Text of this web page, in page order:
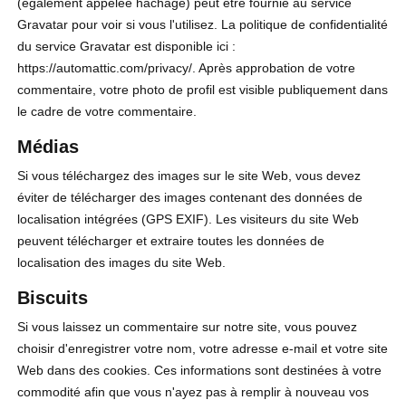
Gravatar pour voir si vous l'utilisez. La politique de confidentialité
du service Gravatar est disponible ici :
https://automattic.com/privacy/. Après approbation de votre
commentaire, votre photo de profil est visible publiquement dans
le cadre de votre commentaire.
Médias
Si vous téléchargez des images sur le site Web, vous devez
éviter de télécharger des images contenant des données de
localisation intégrées (GPS EXIF). Les visiteurs du site Web
peuvent télécharger et extraire toutes les données de
localisation des images du site Web.
Biscuits
Si vous laissez un commentaire sur notre site, vous pouvez
choisir d'enregistrer votre nom, votre adresse e-mail et votre site
Web dans des cookies. Ces informations sont destinées à votre
commodité afin que vous n'ayez pas à remplir à nouveau vos